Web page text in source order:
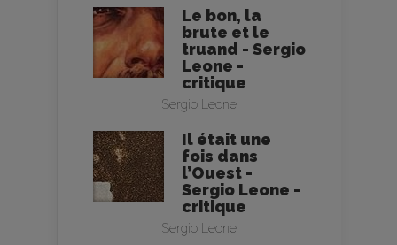
Le bon, la
brute et le
truand - Sergio
Leone -
critique
Sergio Leone
Il était une
fois dans
l’Ouest -
Sergio Leone -
critique
Sergio Leone